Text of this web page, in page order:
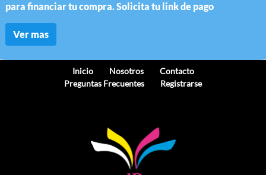
para financiar tu compra. Solicita tu link de pago
Ver mas
Inicio Nosotros
Contacto
Preguntas Frecuentes
Registrarse